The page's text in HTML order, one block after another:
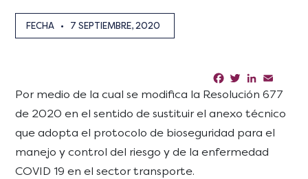
FECHA • 7 SEPTIEMBRE, 2020
Facebook
TwitterLinkedIn
Por medio de la cual se modifica la Resolución 677
de 2020 en el sentido de sustituir el anexo técnico
que adopta el protocolo de bioseguridad para el
manejo y control del riesgo y de la enfermedad
COVID 19 en el sector transporte.